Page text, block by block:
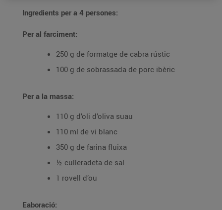
Ingredients per a 4 persones:
Per al farciment:
250 g de formatge de cabra rústic
100 g de sobrassada de porc ibèric
Per a la massa:
110 g d’oli d’oliva suau
110 ml de vi blanc
350 g de farina fluixa
½ culleradeta de sal
1 rovell d’ou
Eaboració: